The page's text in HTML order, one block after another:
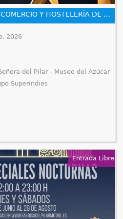
I GALA DE PREMIOS DEL COMERCIO Y HOSTELERÍA DE MOTRIL
2026
del Pilar - Museo del Azúcar
Superindies
Entrada Libre